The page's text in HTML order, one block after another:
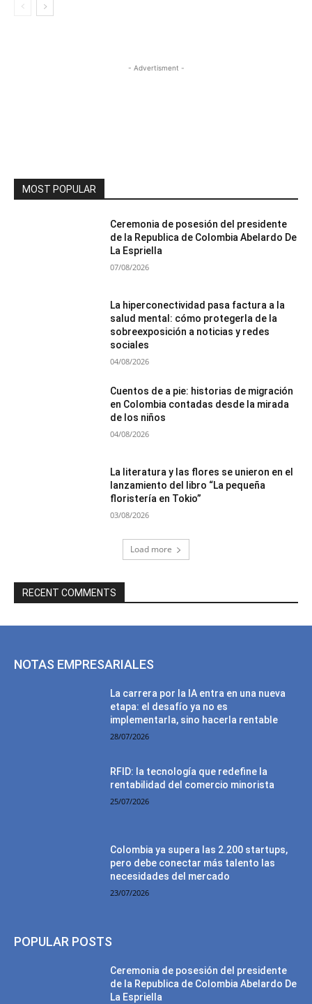
- Advertisment -
MOST POPULAR
Ceremonia de posesión del presidente
de la Republica de Colombia Abelardo De
La Espriella
07/08/2026
La hiperconectividad pasa factura a la
salud mental: cómo protegerla de la
sobreexposición a noticias y redes
sociales
04/08/2026
Cuentos de a pie: historias de migración
en Colombia contadas desde la mirada
de los niños
04/08/2026
La literatura y las flores se unieron en el
lanzamiento del libro “La pequeña
floristería en Tokio”
03/08/2026
Load more
RECENT COMMENTS
NOTAS EMPRESARIALES
La carrera por la IA entra en una nueva
etapa: el desafío ya no es
implementarla, sino hacerla rentable
28/07/2026
RFID: la tecnología que redefine la
rentabilidad del comercio minorista
25/07/2026
Colombia ya supera las 2.200 startups,
pero debe conectar más talento las
necesidades del mercado
23/07/2026
POPULAR POSTS
Ceremonia de posesión del presidente
de la Republica de Colombia Abelardo De
La Espriella